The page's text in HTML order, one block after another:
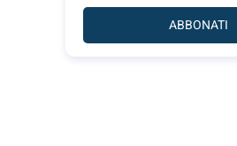
ABBONATI